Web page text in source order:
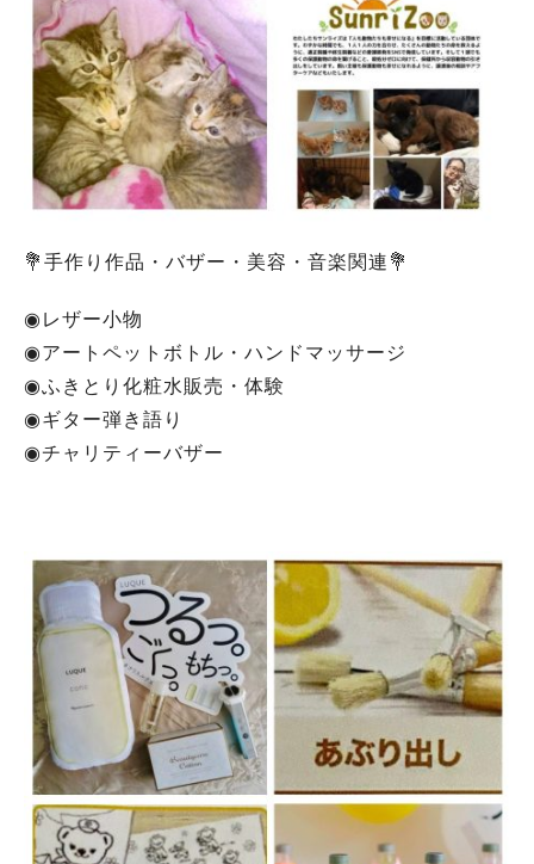
💐手作り作品・バザー・美容・音楽関連💐
◉レザー小物
◉アートペットボトル・ハンドマッサージ
◉ふきとり化粧水販売・体験
◉ギター弾き語り
◉チャリティーバザー